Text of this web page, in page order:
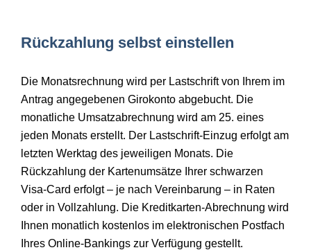
Rückzahlung selbst einstellen
Die Monatsrechnung wird per Lastschrift von Ihrem im
Antrag angegebenen Girokonto abgebucht. Die
monatliche Umsatzabrechnung wird am 25. eines
jeden Monats erstellt. Der Lastschrift-Einzug erfolgt am
letzten Werktag des jeweiligen Monats. Die
Rückzahlung der Kartenumsätze Ihrer schwarzen
Visa-Card erfolgt – je nach Vereinbarung – in Raten
oder in Vollzahlung. Die Kreditkarten-Abrechnung wird
Ihnen monatlich kostenlos im elektronischen Postfach
Ihres Online-Bankings zur Verfügung gestellt.